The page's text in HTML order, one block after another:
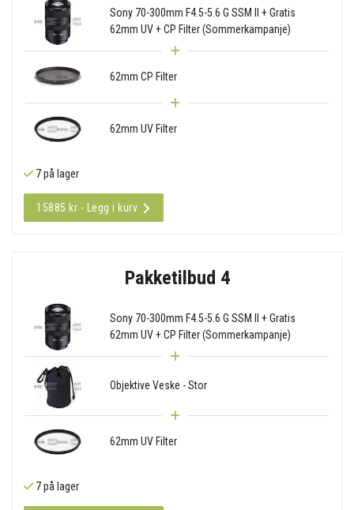
Sony 70-300mm F4.5-5.6 G SSM II + Gratis
62mm UV + CP Filter (Sommerkampanje)
62mm CP Filter
62mm UV Filter
7 på lager
15885 kr - Legg i kurv
Pakketilbud 4
Sony 70-300mm F4.5-5.6 G SSM II + Gratis
62mm UV + CP Filter (Sommerkampanje)
Objektive Veske - Stor
62mm UV Filter
7 på lager